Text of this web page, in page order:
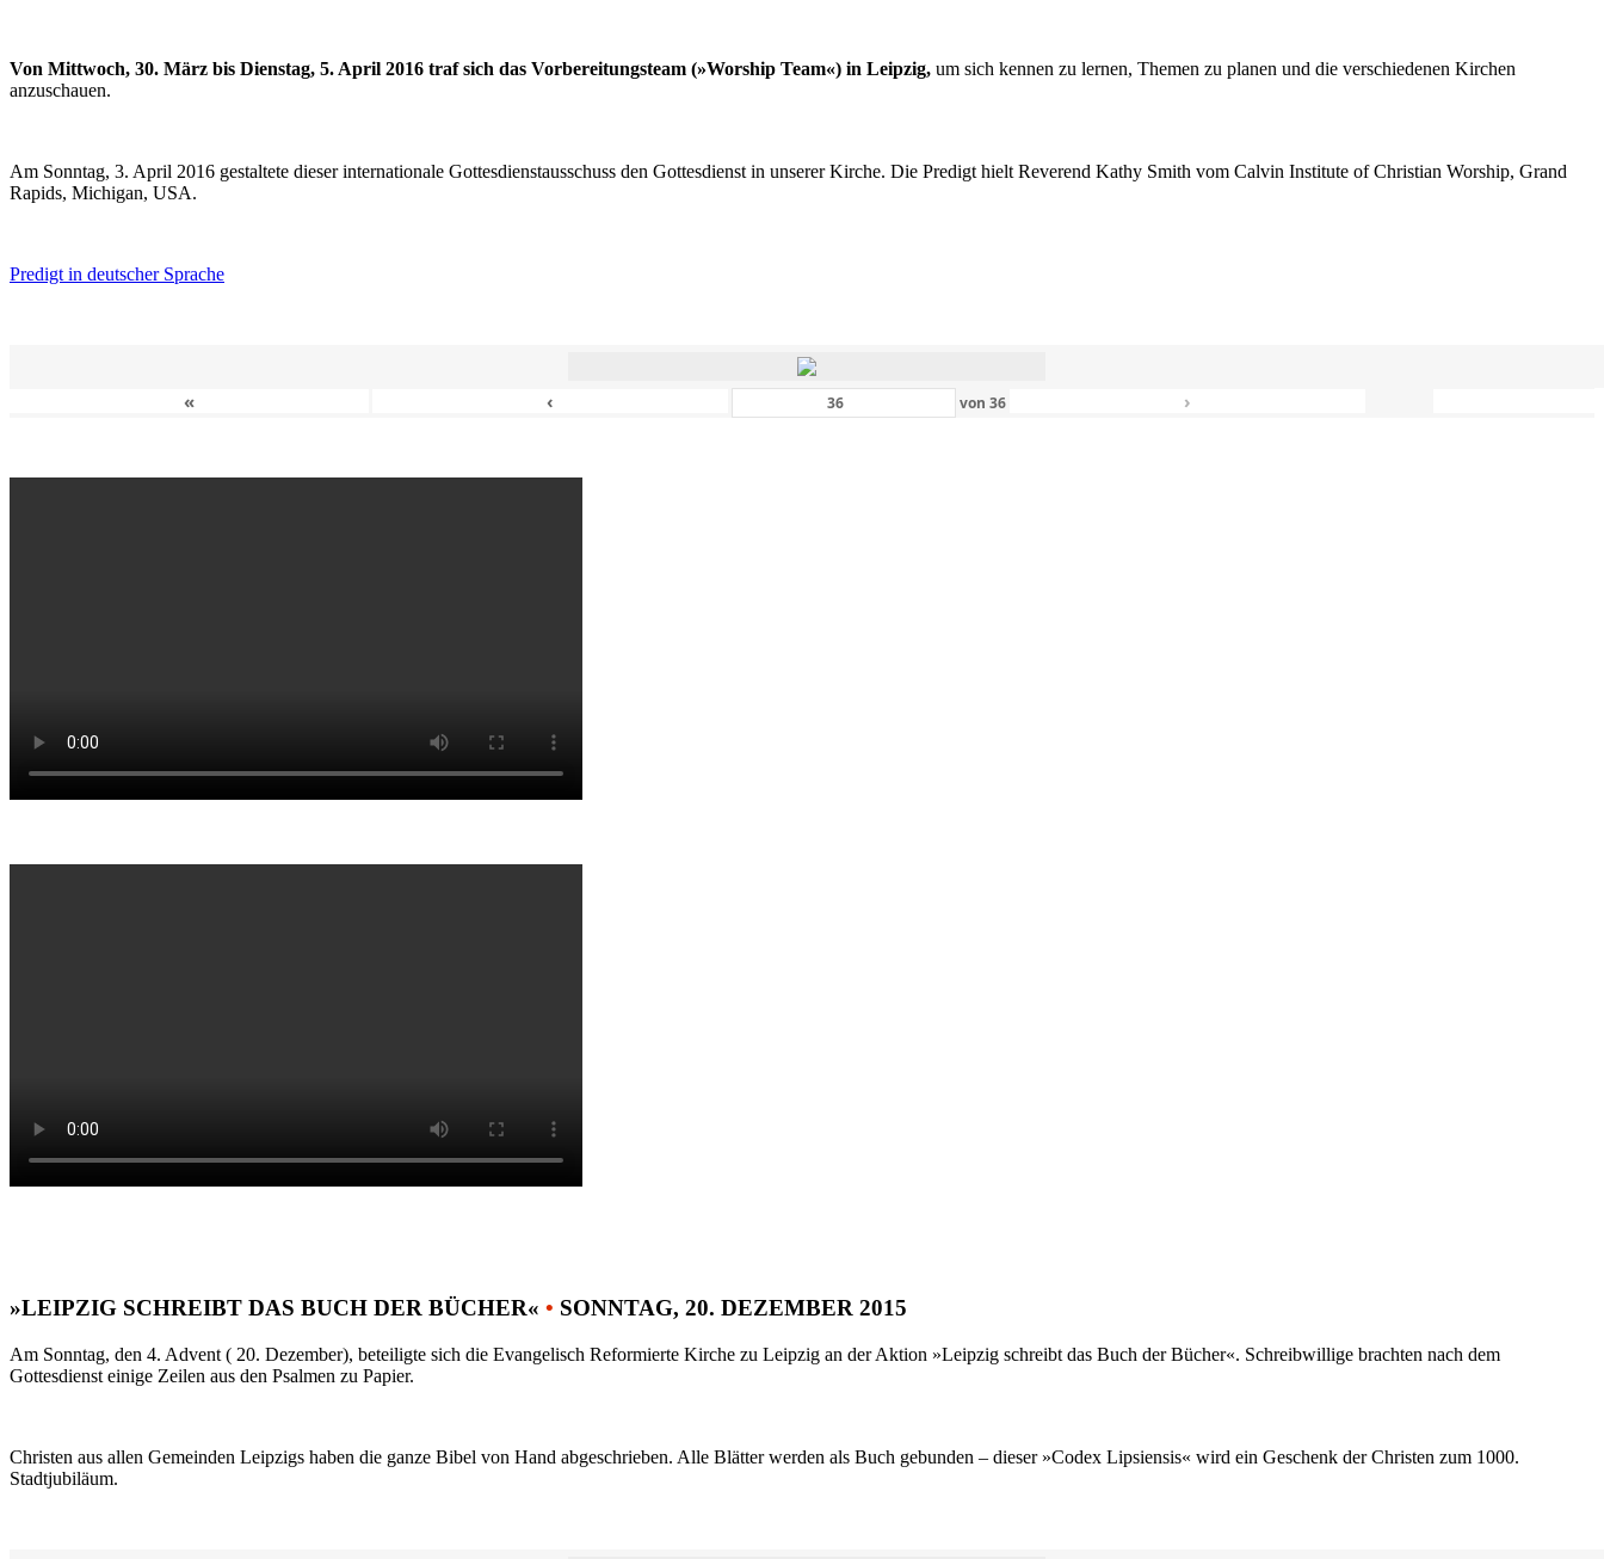
Von Mittwoch, 30. März bis Dienstag, 5. April 2016 traf sich das Vorbereitungsteam (»Worship Team«) in Leipzig, um sich kennen zu lernen, Themen zu planen und die verschiedenen Kirchen
anzuschauen.
Am Sonntag, 3. April 2016 gestaltete dieser internationale Gottesdienstausschuss den Gottesdienst in unserer Kirche. Die Predigt hielt Reverend Kathy Smith vom Calvin Institute of Christian Worship, Grand
Rapids, Michigan, USA.
Predigt in deutscher Sprache
« ‹ von36 ›
»LEIPZIG SCHREIBT DAS BUCH DER BÜCHER« • SONNTAG, 20. DEZEMBER 2015
Am Sonntag, den 4. Advent ( 20. Dezember), beteiligte sich die Evangelisch Reformierte Kirche zu Leipzig an der Aktion »Leipzig schreibt das Buch der Bücher«. Schreibwillige brachten nach dem
Gottesdienst einige Zeilen aus den Psalmen zu Papier.
Christen aus allen Gemeinden Leipzigs haben die ganze Bibel von Hand abgeschrieben. Alle Blätter werden als Buch gebunden – dieser »Codex Lipsiensis« wird ein Geschenk der Christen zum 1000.
Stadtjubiläum.